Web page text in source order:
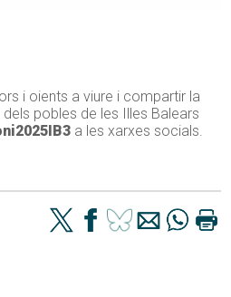
i oients a viure i compartir la
pobles de les Illes Balears
a les xarxes socials.